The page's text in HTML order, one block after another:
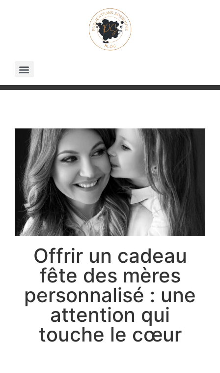
Offrir un cadeau
fête des mères
personnalisé : une
attention qui
touche le cœur